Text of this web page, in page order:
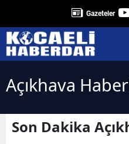
Gazeteler
Açıkhava
Son Dakika